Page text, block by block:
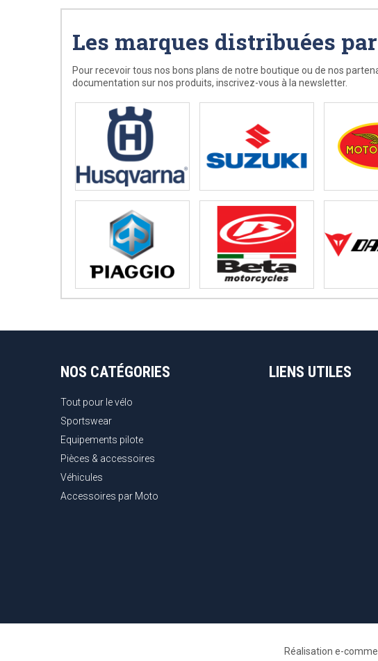
Les marques distribuées par
Pour recevoir tous nos bons plans de notre boutique ou de nos
documentation sur nos produits, inscrivez-vous à la newsletter.
NOS CATÉGORIES
Tout pour le vélo
Sportswear
Equipements pilote
Pièces & accessoires
Véhicules
Accessoires par Moto
LIENS UTILES
Réalisation e-